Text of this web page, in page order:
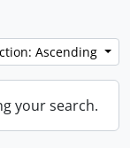
Ascending
your search.